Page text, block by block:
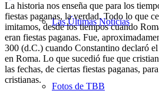
Las Últimas Noticias
Fotos de TBB
La historia nos enseña que para los
fiestas paganas, la verdad. Todo lo que
imitamos, desde los tiempos cuando
eran fiestas paganas. Fue,
300 (d.C.) cuando Constantino declaró
en Roma. Lo que sucedió fue que
las fechas, de ciertas fiestas paganas,
cristianas.